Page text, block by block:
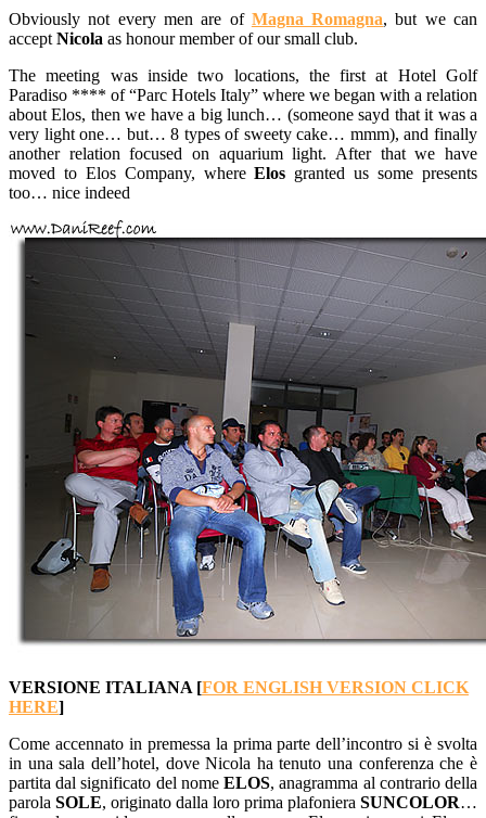
Obviously not every men are of Magna Romagna, but we can
accept Nicola as honour member of our small club.
The meeting was inside two locations, the first at Hotel Golf
Paradiso **** of “Parc Hotels Italy” where we began with a relation
about Elos, then we have a big lunch… (someone sayd that it was a
very light one… but… 8 types of sweety cake… mmm), and finally
another relation focused on aquarium light. After that we have
moved to Elos Company, whereElos granted us some presents
too… nice indeed
VERSIONE ITALIANA [FOR ENGLISH VERSION CLICK
HERE]
Come accennato in premessa la prima parte dell’incontro si è svolta
in una sala dell’hotel, dove Nicola ha tenuto una conferenza che è
partita dal significato del nomeELOS, anagramma al contrario della
parola SOLE, originato dalla loro prima plafoniera SUNCOLOR…